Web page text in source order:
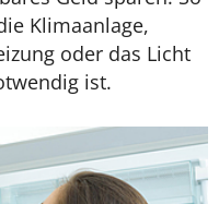
Klimaanlage,
oder das Licht
ist.